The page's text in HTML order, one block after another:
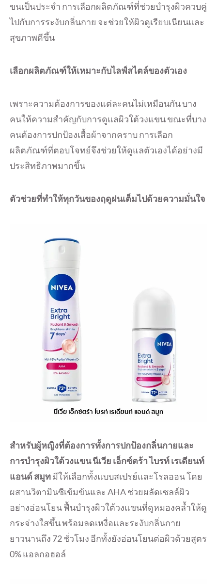
ขนเป็นประจำ การเลือกผลิตภัณฑ์ที่ช่วยบำรุงผิวควบคู่
ไปกับการระงับกลิ่นกาย จะช่วยให้ผิวดูเรียบเนียนและ
สุขภาพดีขึ้น
เลือกผลิตภัณฑ์ให้เหมาะกับไลฟ์สไตล์ของตัวเอง
เพราะความต้องการของแต่ละคนไม่เหมือนกัน บาง
คนให้ความสำคัญกับการดูแลผิวใต้วงแขน ขณะที่บาง
คนต้องการปกป้องเสื้อผ้าจากคราบ การเลือก
ผลิตภัณฑ์ที่ตอบโจทย์จึงช่วยให้ดูแลตัวเองได้อย่างมี
ประสิทธิภาพมากขึ้น
ตัวช่วยที่ทำให้ทุกวันของฤดูฝนเต็มไปด้วยความมั่นใจ
สำหรับผู้หญิงที่ต้องการทั้งการปกป้องกลิ่นกายและ
การบำรุงผิวใต้วงแขน นีเวีย เอ็กซ์ตร้า ไบรท์ เรเดียนท์
แอนด์ สมูทมีให้เลือกทั้งแบบสเปรย์และโรลออน โดย
ผสานวิตามินซีเข้มข้นและ AHA ช่วยผลัดเซลล์ผิว
อย่างอ่อนโยน ฟื้นบำรุงผิวใต้วงแขนที่ดูหมองคล้ำให้ดู
กระจ่างใสขึ้น พร้อมลดเหงื่อและระงับกลิ่นกาย
ยาวนานถึง 72 ชั่วโมง อีกทั้งยังอ่อนโยนต่อผิวด้วยสูตร
0% แอลกอฮอล์